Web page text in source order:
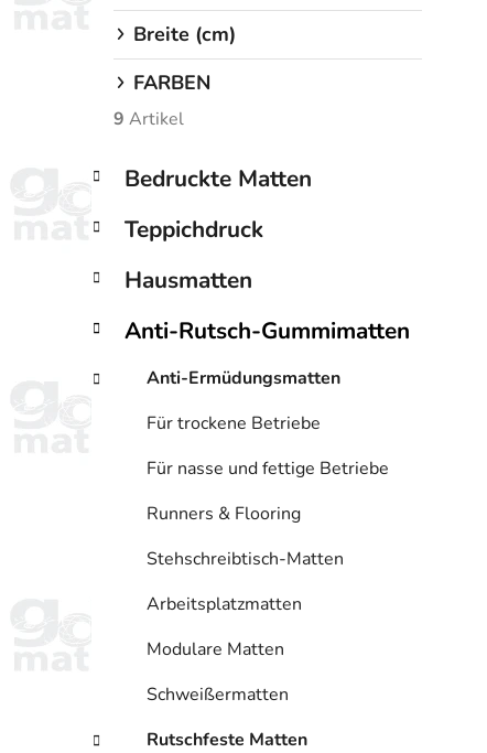
Breite (cm)
FARBEN
9 Artikel
Kategorien
überspringen
K
a
e
o
i
n
Bedruckte Matten
Teppichdruck
Hausmatten
Anti-Rutsch-Gummimatten
Anti-Ermüdungsmatten
Für trockene Betriebe
Für nasse und fettige Betriebe
Runners & Flooring
Stehschreibtisch-Matten
Arbeitsplatzmatten
Modulare Matten
Schweißermatten
Rutschfeste Matten